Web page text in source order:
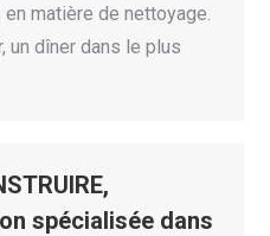
matière de nettoyage.
un dîner dans le plus
spécialisée dans